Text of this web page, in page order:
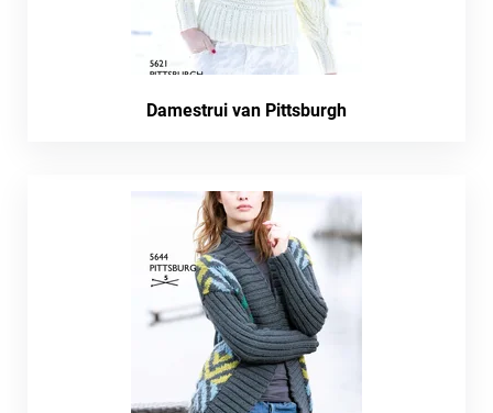
Damestrui van Pittsburgh